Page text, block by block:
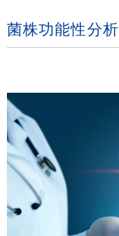
菌株功能性分析